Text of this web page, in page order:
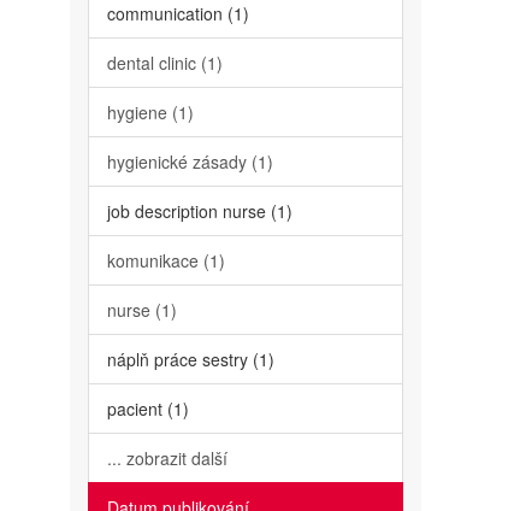
communication (1)
dental clinic (1)
hygiene (1)
hygienické zásady (1)
job description nurse (1)
komunikace (1)
nurse (1)
náplň práce sestry (1)
pacient (1)
... zobrazit další